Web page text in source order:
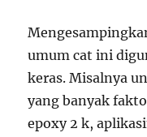
umum cat ini
keras. Misalnya
yang banyak
epoxy 2 k,